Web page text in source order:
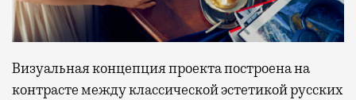
Визуальная концепция проекта построена на
контрасте между классической эстетикой русских